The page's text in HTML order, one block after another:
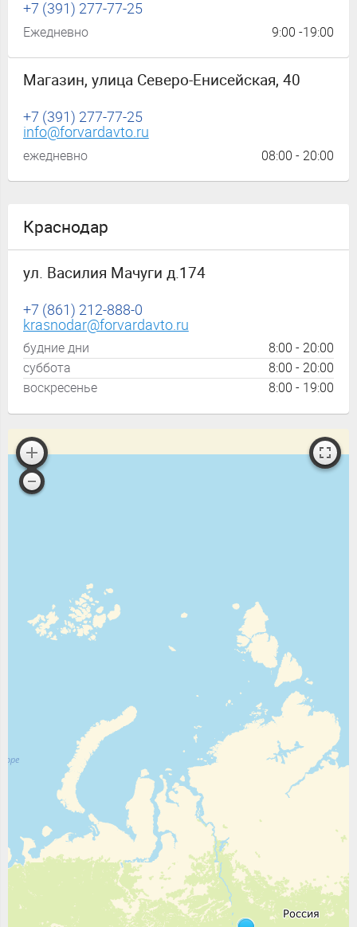
+7 (391) 277-77-25
Ежедневно 9:00 -19:00
Магазин, улица Северо-Енисейская, 40
+7 (391) 277-77-25
info@forvardavto.ru
ежедневно 08:00 - 20:00
Краснодар
ул. Василия Мачуги д.174
+7 (861) 212-888-0
krasnodar@forvardavto.ru
будние дни
8:00 - 20:00
суббота
8:00 - 20:00
воскресенье
8:00 - 19:00
api@2gis.ru